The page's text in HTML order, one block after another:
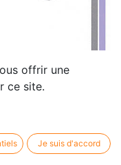
offrir une
ce site.
Je suis d'accord